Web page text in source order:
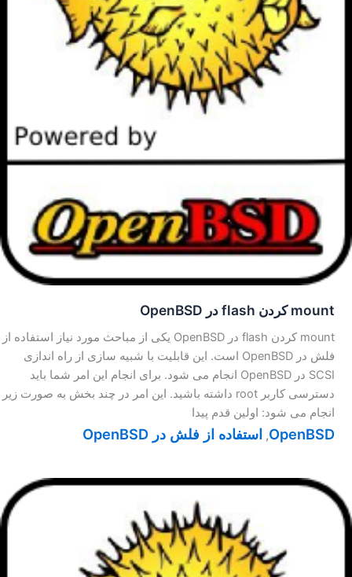
mount کردن flash در OpenBSD
mount کردن flash در OpenBSD یکی از مباحث مورد نیاز استفاده از
فلش در OpenBSD است. این قابلیت با شبیه سازی از راه اندازی
SCSI در OpenBSD انجام می شود. برای انجام این امر شما باید
دسترسی کاربر root داشته باشید. این امر در چند بخش به صورت زیر
انجام می شود: اولین قدم پیدا
OpenBSD
, استفاده از فلش در OpenBSD